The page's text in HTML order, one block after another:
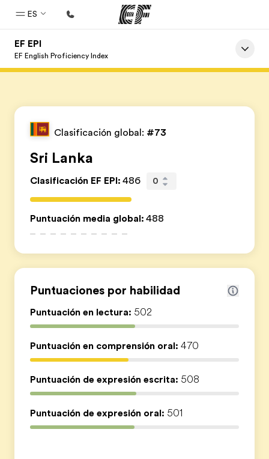
ES
Inicio
Encuentra una oficina
Sobre nosotros
Trabajos
Únete al equipo
EF EPI
EF English Proficiency Index
Clasificación global: #73
Sri Lanka
Clasificación EF EPI: 486 0
Puntuación media global: 488
Puntuaciones por habilidad
Puntuación en lectura: 502
Puntuación en comprensión oral: 470
Puntuación de expresión escrita: 508
Puntuación de expresión oral: 501